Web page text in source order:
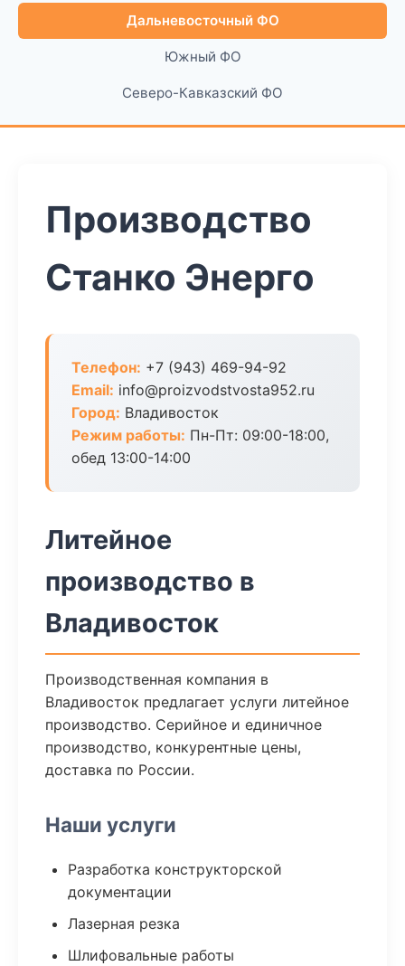
Дальневосточный ФО
Южный ФО
Северо-Кавказский ФО
Производство
Станко Энерго
Телефон: +7 (943) 469-94-92
Email: info@proizvodstvosta952.ru
Город: Владивосток
Режим работы: Пн-Пт: 09:00-18:00,
обед 13:00-14:00
Литейное
производство в
Владивосток
Производственная компания в
Владивосток предлагает услуги литейное
производство. Серийное и единичное
производство, конкурентные цены,
доставка по России.
Наши услуги
Разработка конструкторской
документации
Лазерная резка
Шлифовальные работы